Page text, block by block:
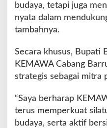
budaya, tetapi juga
nyata dalam
tambahnya.
Secara khusus, Bupati
KEMAWA Cabang
strategis sebagai mitra
“Saya berharap
terus memperkuat
budaya, serta aktif